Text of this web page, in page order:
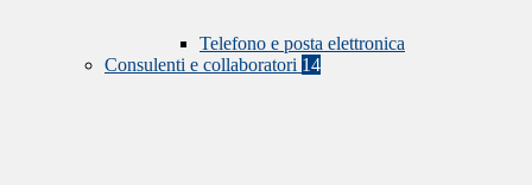
Telefono e posta elettronica
Consulenti e collaboratori 14